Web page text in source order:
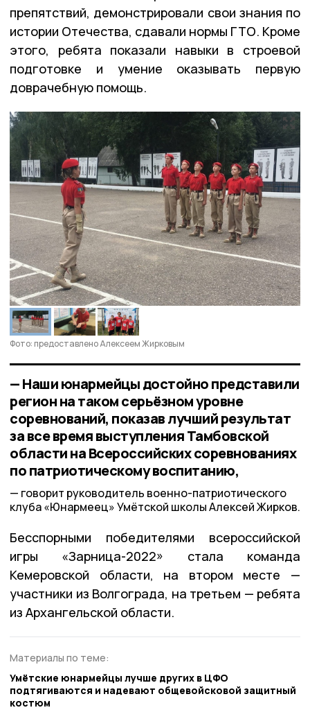
препятствий, демонстрировали свои знания по
истории Отечества, сдавали нормы ГТО. Кроме
этого, ребята показали навыки в строевой
подготовке и умение оказывать первую
доврачебную помощь.
Фото: предоставлено Алексеем Жирковым
— Наши юнармейцы достойно представили
регион на таком серьёзном уровне
соревнований, показав лучший результат
за все время выступления Тамбовской
области на Всероссийских соревнованиях
по патриотическому воспитанию,
говорит руководитель военно-патриотического
клуба «Юнармеец» Умётской школы Алексей Жирков.
Бесспорными победителями всероссийской
игры «Зарница-2022» стала команда
Кемеровской области, на втором месте —
участники из Волгограда, на третьем — ребята
из Архангельской области.
Материалы по теме:
Умётские юнармейцы лучше других в ЦФО
подтягиваются и надевают общевойсковой защитный
костюм